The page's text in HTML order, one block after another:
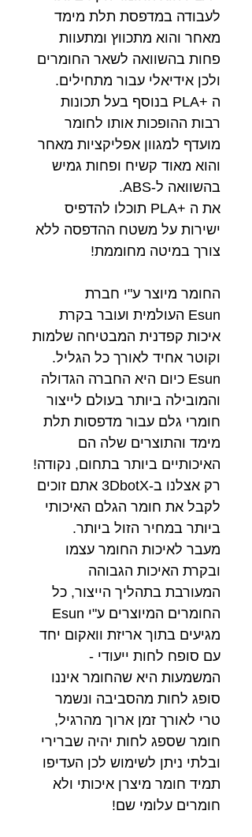
לעבודה במדפסת תלת מימד
מאחר והוא מתכווץ ומתעוות
פחות בהשוואה לשאר החומרים
ולכן אידיאלי עבור מתחילים.
ה +PLA בנוסף בעל תכונות
רבות ההופכות אותו לחומר
מועדף למגוון אפליקציות מאחר
והוא מאוד קשיח ופחות גמיש
בהשוואה ל-ABS.
את ה +PLA תוכלו להדפיס
ישירות על משטח ההדפסה ללא
צורך במיטה מחוממת!
החומר מיוצר ע"י חברת
Esun העולמית ועובר בקרת
איכות קפדנית המבטיחה שלמות
וקוטר אחיד לאורך כל הגליל.
Esun כיום היא החברה הגדולה
והמובילה ביותר בעולם לייצור
חומרי גלם עבור מדפסות תלת
מימד והתוצרים שלה הם
האיכותיים ביותר בתחום, נקודה!
רק אצלנו ב-3DbotX אתם זוכים
לקבל את חומר הגלם האיכותי
ביותר במחיר הזול ביותר.
מעבר לאיכות החומר עצמו
ובקרת האיכות הגבוהה
המעורבת בתהליך הייצור, כל
החומרים המיוצרים ע"י Esun
מגיעים בתוך אריזת וואקום יחד
עם סופח לחות ייעודי -
המשמעות היא שהחומר איננו
סופג לחות מהסביבה ונשמר
טרי לאורך זמן ארוך מהרגיל,
חומר שספג לחות יהיה שברירי
ובלתי ניתן לשימוש לכן העדיפו
תמיד חומר מיצרן איכותי ולא
חומרים עלומי שם!